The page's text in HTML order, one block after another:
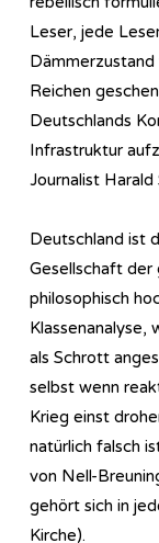
Leser, jede
Reichen
Deutschlands
Infrastruktur
Journalist Harald
Deutschland ist
Gesellschaft der
philosophisch
Klassenanalyse,
als Schrott
selbst wenn
Krieg einst
natürlich falsch
von Nell-
gehört sich in
Kirche).